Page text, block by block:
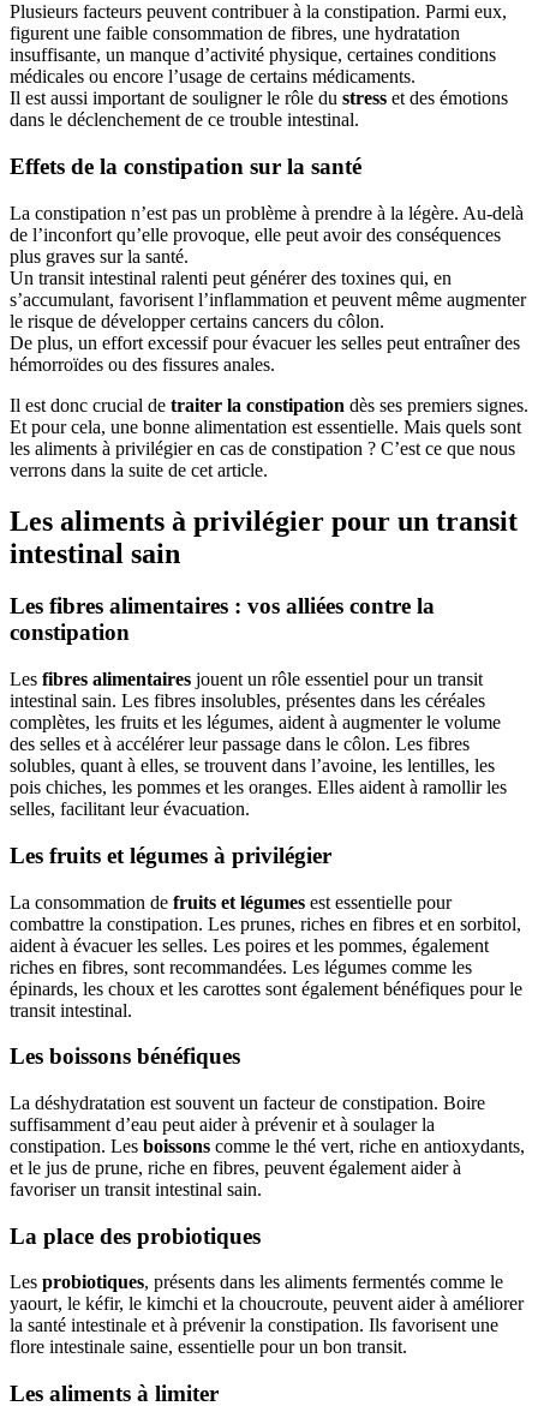
Plusieurs facteurs peuvent contribuer à la constipation. Parmi eux,
figurent une faible consommation de fibres, une hydratation
insuffisante, un manque d’activité physique, certaines conditions
médicales ou encore l’usage de certains médicaments.
Il est aussi important de souligner le rôle du stress et des émotions
dans le déclenchement de ce trouble intestinal.
Effets de la constipation sur la santé
La constipation n’est pas un problème à prendre à la légère. Au-delà
de l’inconfort qu’elle provoque, elle peut avoir des conséquences
plus graves sur la santé.
Un transit intestinal ralenti peut générer des toxines qui, en
s’accumulant, favorisent l’inflammation et peuvent même augmenter
le risque de développer certains cancers du côlon.
De plus, un effort excessif pour évacuer les selles peut entraîner des
hémorroïdes ou des fissures anales.
Il est donc crucial de traiter la constipation dès ses premiers signes.
Et pour cela, une bonne alimentation est essentielle. Mais quels sont
les aliments à privilégier en cas de constipation ? C’est ce que nous
verrons dans la suite de cet article.
Les aliments à privilégier pour un transit
intestinal sain
Les fibres alimentaires : vos alliées contre la
constipation
Les fibres alimentaires jouent un rôle essentiel pour un transit
intestinal sain. Les fibres insolubles, présentes dans les céréales
complètes, les fruits et les légumes, aident à augmenter le volume
des selles et à accélérer leur passage dans le côlon. Les fibres
solubles, quant à elles, se trouvent dans l’avoine, les lentilles, les
pois chiches, les pommes et les oranges. Elles aident à ramollir les
selles, facilitant leur évacuation.
Les fruits et légumes à privilégier
La consommation de fruits et légumes est essentielle pour
combattre la constipation. Les prunes, riches en fibres et en sorbitol,
aident à évacuer les selles. Les poires et les pommes, également
riches en fibres, sont recommandées. Les légumes comme les
épinards, les choux et les carottes sont également bénéfiques pour le
transit intestinal.
Les boissons bénéfiques
La déshydratation est souvent un facteur de constipation. Boire
suffisamment d’eau peut aider à prévenir et à soulager la
constipation. Les boissons comme le thé vert, riche en antioxydants,
et le jus de prune, riche en fibres, peuvent également aider à
favoriser un transit intestinal sain.
La place des probiotiques
Les probiotiques, présents dans les aliments fermentés comme le
yaourt, le kéfir, le kimchi et la choucroute, peuvent aider à améliorer
la santé intestinale et à prévenir la constipation. Ils favorisent une
flore intestinale saine, essentielle pour un bon transit.
Les aliments à limiter